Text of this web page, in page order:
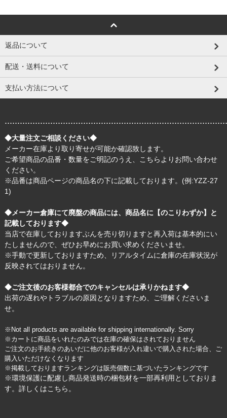
返品について
配送・送料について
支払い方法について
◆大量注文ご相談ください◆
メーカー在庫より取り寄せが可能か確認致します。
ご希望商品の品番・数量をご明記のうえ、
こちら よりお問い合わせ
ください。
※品番は商品ページの商品名の下に記載しております。(例:YZZ-27
1)
◆メーカー倉庫にて廃盤の商品には、商品名に【のこりわずか】と
記載しております◆
当店で在庫しておりますぶんを売り切りますと再入荷は基本的にい
たしませんので、ぜひお早めにお買い求めくださいませ。
※手動で更新しておりますため、リアルタイムに倉庫の在庫状況が
反映されてはおりません。
◆ご注文後のお客様都合でのキャンセルは承りかねます◆
出荷の遅れやトラブルの原因となりますため、ご理解くださいま
せ。
※Not all products are available for shipping internationally. Sorry
※カートに商品をいれたのみでは在庫の確保はされておりません
ご注文のお手続きのあいだに他のお客様が入れ違いで購入された場合、ご
購入いただけなくなります
※掲載しておりますランキングは販売個数に基づいたランキングです
※環境保護に配慮し商品発送時の梱包材を一部再利用としておりま
す。詳しくはこちら 。